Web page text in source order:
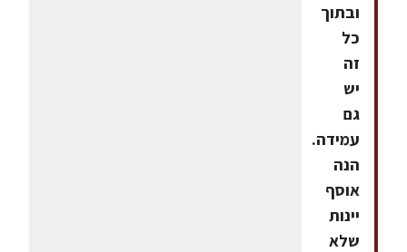
ובתוך
כל
זה
יש
גם
עמידה.
הנה
אוסף
יינות
שלא